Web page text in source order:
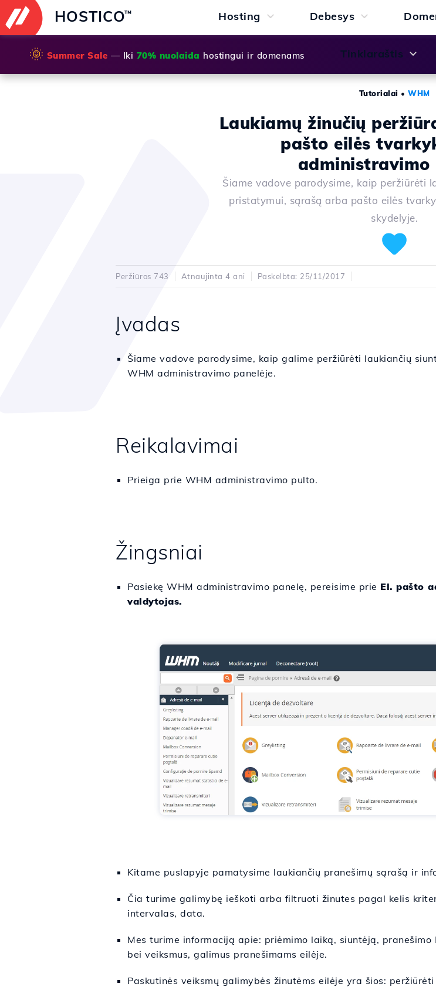
HOSTICO™ Hosting Debesys
Tinklaraštis
🌞 Summer Sale — Iki 70% nuolaida hostingui ir domenams
Tutorialai • WHM
Laukiamų žinučių
pašto eilės
administravimo
Šiame vadove parodysime, kaip peržiūrėti
pristatymui, sąrašą arba pašto eilės
skydelyje.
Peržiūros 743 Atnaujinta 4 ani Paskelbta: 25/11/2017
Įvadas
Šiame vadove parodysime, kaip galime peržiūrėti laukiančių
WHM administravimo panelėje.
Reikalavimai
Prieiga prie WHM administravimo pulto.
Žingsniai
Pasiekę WHM administravimo panelę, pereisime prie El. pašto
valdytojas.
Kitame puslapyje pamatysime laukiančių pranešimų sąrašą ir
Čia turime galimybę ieškoti arba filtruoti žinutes pagal kelis
intervalas, data.
Mes turime informaciją apie: priėmimo laiką, siuntėją,
bei veiksmus, galimus pranešimams eilėje.
Paskutinės veiksmų galimybės žinutėms eilėje yra šios: